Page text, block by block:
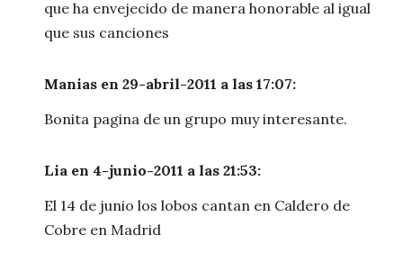
que ha envejecido de manera honorable al igual
que sus canciones
Manias en 29-abril-2011 a las 17:07:
Bonita pagina de un grupo muy interesante.
Lia en 4-junio-2011 a las 21:53:
El 14 de junio los lobos cantan en Caldero de
Cobre en Madrid